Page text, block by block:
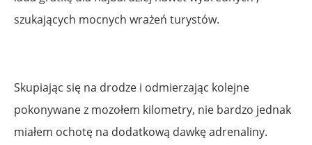
szukających mocnych wrażeń turystów.
Skupiając się na drodze i odmierzając kolejne
pokonywane z mozołem kilometry, nie bardzo jednak
miałem ochotę na dodatkową dawkę adrenaliny.